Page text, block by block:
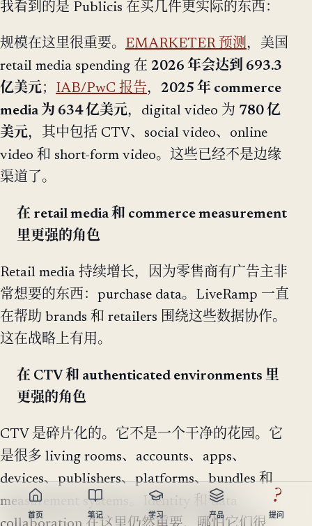
我看到的是 Publicis 在买几件更实际的东西：
规模在这里很重要。 EMARKETER 预测，美国
retail media spending 在 2026 年会达到 693.3
亿美元； IAB/PwC 报告， 2025 年 commerce
media 为 634 亿美元，digital video 为 780 亿
美元，其中包括 CTV、social video、online
video 和 short-form video。这些已经不是边缘
渠道了。
在 retail media 和 commerce measurement
里更强的角色
Retail media 持续增长，因为零售商有广告主非
常想要的东西：purchase data。LiveRamp 一直
在帮助 brands 和 retailers 围绕这些数据协作。
这在战略上有用。
在 CTV 和 authenticated environments 里
更强的角色
CTV 是碎片化的。它不是一个干净的花园。它
是很多 living rooms、accounts、apps、
devices、publishers、platforms、bundles 和
measurement systems。Identity 和 data
首页 笔记 学习 产品
?
提问